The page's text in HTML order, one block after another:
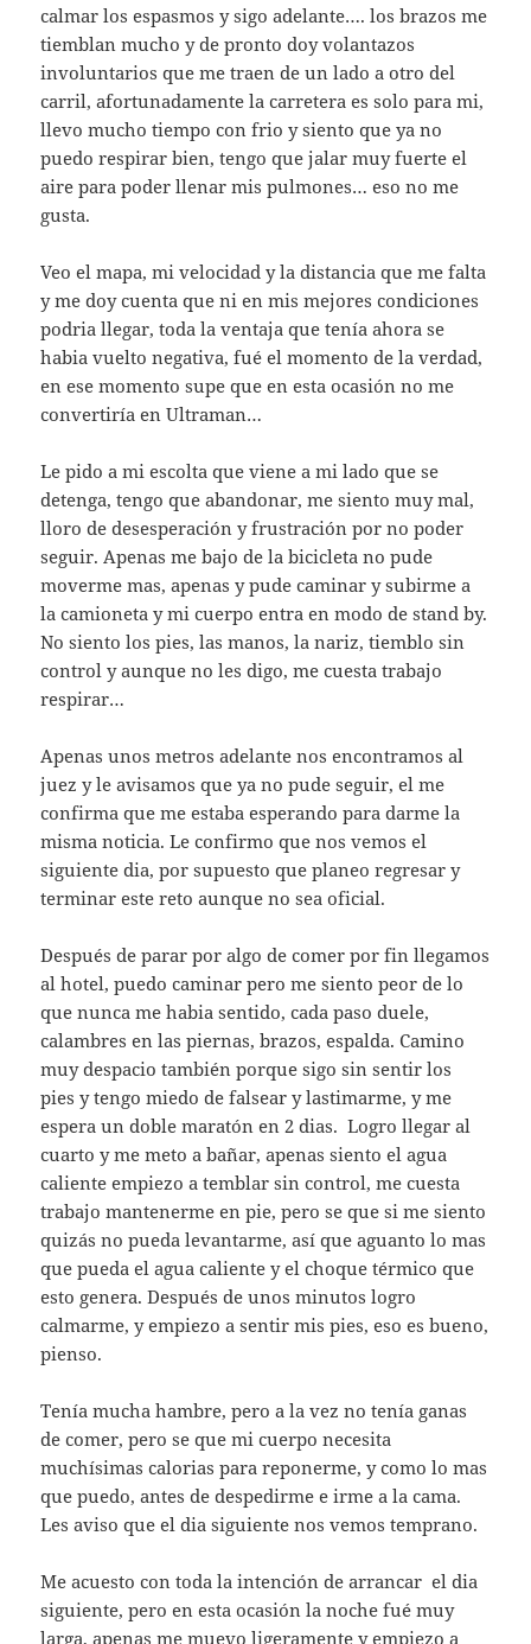
calmar los espasmos y sigo adelante…. los brazos me
tiemblan mucho y de pronto doy volantazos
involuntarios que me traen de un lado a otro del
carril, afortunadamente la carretera es solo para mi,
llevo mucho tiempo con frio y siento que ya no
puedo respirar bien, tengo que jalar muy fuerte el
aire para poder llenar mis pulmones… eso no me
gusta.
Veo el mapa, mi velocidad y la distancia que me falta
y me doy cuenta que ni en mis mejores condiciones
podria llegar, toda la ventaja que tenía ahora se
habia vuelto negativa, fué el momento de la verdad,
en ese momento supe que en esta ocasión no me
convertiría en Ultraman…
Le pido a mi escolta que viene a mi lado que se
detenga, tengo que abandonar, me siento muy mal,
lloro de desesperación y frustración por no poder
seguir. Apenas me bajo de la bicicleta no pude
moverme mas, apenas y pude caminar y subirme a
la camioneta y mi cuerpo entra en modo de stand by.
No siento los pies, las manos, la nariz, tiemblo sin
control y aunque no les digo, me cuesta trabajo
respirar…
Apenas unos metros adelante nos encontramos al
juez y le avisamos que ya no pude seguir, el me
confirma que me estaba esperando para darme la
misma noticia. Le confirmo que nos vemos el
siguiente dia, por supuesto que planeo regresar y
terminar este reto aunque no sea oficial.
Después de parar por algo de comer por fin llegamos
al hotel, puedo caminar pero me siento peor de lo
que nunca me habia sentido, cada paso duele,
calambres en las piernas, brazos, espalda. Camino
muy despacio también porque sigo sin sentir los
pies y tengo miedo de falsear y lastimarme, y me
espera un doble maratón en 2 dias. Logro llegar al
cuarto y me meto a bañar, apenas siento el agua
caliente empiezo a temblar sin control, me cuesta
trabajo mantenerme en pie, pero se que si me siento
quizás no pueda levantarme, así que aguanto lo mas
que pueda el agua caliente y el choque térmico que
esto genera. Después de unos minutos logro
calmarme, y empiezo a sentir mis pies, eso es bueno,
pienso.
Tenía mucha hambre, pero a la vez no tenía ganas
de comer, pero se que mi cuerpo necesita
muchísimas calorias para reponerme, y como lo mas
que puedo, antes de despedirme e irme a la cama.
Les aviso que el dia siguiente nos vemos temprano.
Me acuesto con toda la intención de arrancar el dia
siguiente, pero en esta ocasión la noche fué muy
larga, apenas me muevo ligeramente y empiezo a